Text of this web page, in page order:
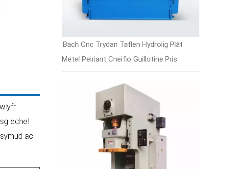
echel
ac i
Bach Cnc Trydan Taflen Hydrolig Plât
Metel Peiriant Cneifio Guillotine Pris